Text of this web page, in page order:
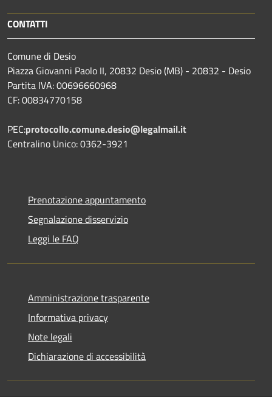
CONTATTI
Comune di Desio
Piazza Giovanni Paolo II, 20832 Desio (MB) - 20832 - Desio
Partita IVA: 00696660968
CF: 00834770158
PEC:protocollo.comune.desio@legalmail.it
Centralino Unico: 0362-3921
Prenotazione appuntamento
Segnalazione disservizio
Leggi le FAQ
Amministrazione trasparente
Informativa privacy
Note legali
Dichiarazione di accessibilità